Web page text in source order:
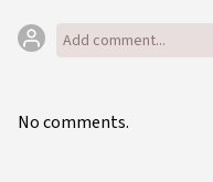
No comments.